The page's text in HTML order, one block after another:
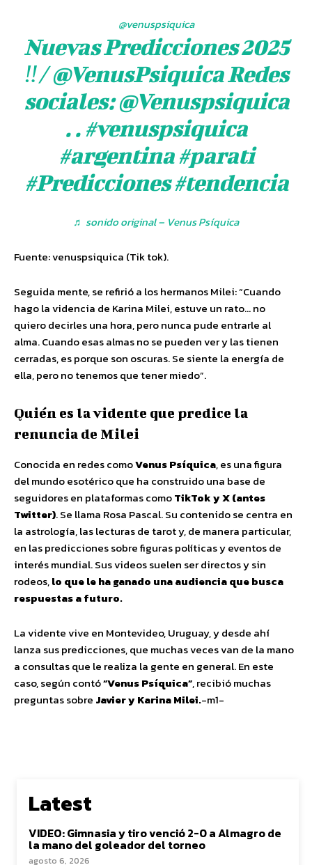
@venuspsiquica
Nuevas Predicciones 2025
‼️/ @VenusPsiquica Redes
sociales: @Venuspsiquica
. . #venuspsiquica
#argentina #parati
#Predicciones #tendencia
♬ sonido original – Venus Psíquica
Fuente: venuspsiquica (Tik tok).
Seguida mente, se refirió a los hermanos Milei: “Cuando
hago la videncia de Karina Milei, estuve un rato… no
quiero decirles una hora, pero nunca pude entrarle al
alma. Cuando esas almas no se pueden ver y las tienen
cerradas, es porque son oscuras. Se siente la energía de
ella, pero no tenemos que tener miedo”.
Quién es la vidente que predice la
renuncia de Milei
Conocida en redes comoVenus Psíquica, es una figura
del mundo esotérico que ha construido una base de
seguidores en plataformas comoTikTok y X (antes
Twitter). Se llama Rosa Pascal. Su contenido se centra en
la astrología, las lecturas de tarot y, de manera particular,
en las predicciones sobre figuras políticas y eventos de
interés mundial. Sus videos suelen ser directos y sin
rodeos,lo que le ha ganado una audiencia que busca
respuestas a futuro.
La vidente vive en Montevideo, Uruguay, y desde ahí
lanza sus predicciones, que muchas veces van de la mano
a consultas que le realiza la gente en general. En este
caso, según contó“Venus Psíquica”, recibió muchas
preguntas sobre Javier y Karina Milei.-m1-
Latest
VIDEO: Gimnasia y tiro venció 2-0 a Almagro de
la mano del goleador del torneo
agosto 6, 2026